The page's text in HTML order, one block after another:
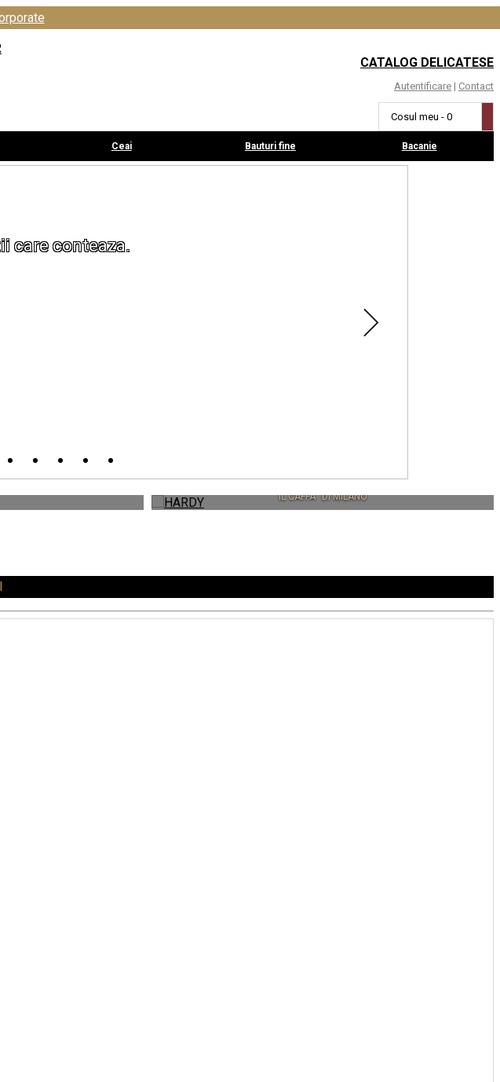
CATALOG DELICATESE
Autentificare | Contact
Cosul meu - 0
Ceai Bauturi fine Bacanie
care conteaza.
HARDY
IL CAFFÃ¨ DI MILANO